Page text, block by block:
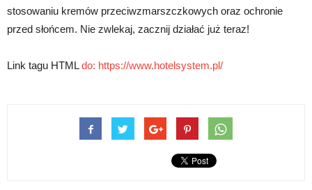
stosowaniu kremów przeciwzmarszczkowych oraz ochronie
przed słońcem. Nie zwlekaj, zacznij działać już teraz!
Link tagu HTMLdo: https://www.hotelsystem.pl/